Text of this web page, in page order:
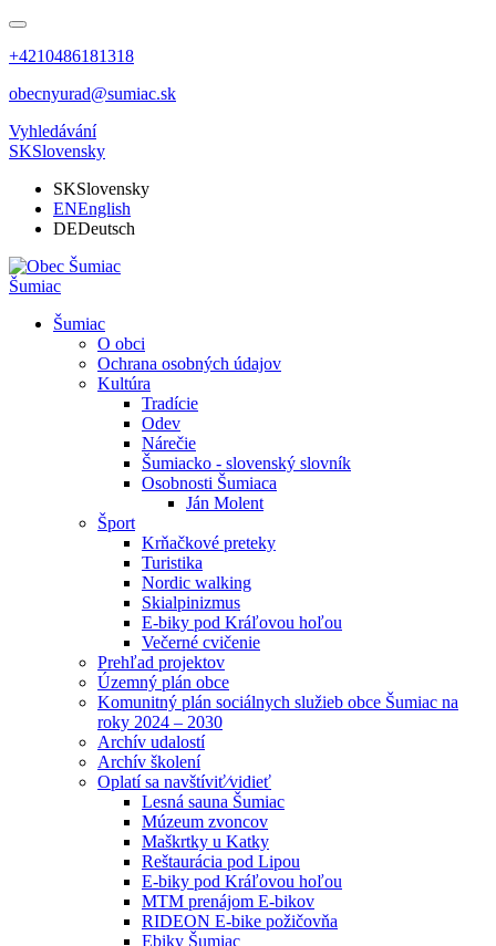
+4210486181318
obecnyurad@sumiac.sk
Vyhledávání
SKSlovensky
SKSlovensky
ENEnglish
DEDeutsch
Šumiac
Šumiac
O obci
Ochrana osobných údajov
Kultúra
Tradície
Odev
Nárečie
Šumiacko - slovenský slovník
Osobnosti Šumiaca
Ján Molent
Šport
Krňačkové preteky
Turistika
Nordic walking
Skialpinizmus
E-biky pod Kráľovou hoľou
Večerné cvičenie
Prehľad projektov
Územný plán obce
Komunitný plán sociálnych služieb obce Šumiac na
roky 2024 – 2030
Archív udalostí
Archív školení
Oplatí sa navštíviť⁄vidieť
Lesná sauna Šumiac
Múzeum zvoncov
Maškrtky u Katky
Reštaurácia pod Lipou
E-biky pod Kráľovou hoľou
MTM prenájom E-bikov
RIDEON E-bike požičovňa
Ebiky Šumiac